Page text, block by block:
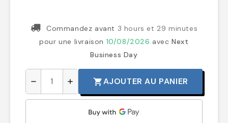
Commandez avant 3 hours et 29 minutes
pour une livraison 10/08/2026 avecNext
Business Day
remove add shopping_cartAJOUTER AU PANIER